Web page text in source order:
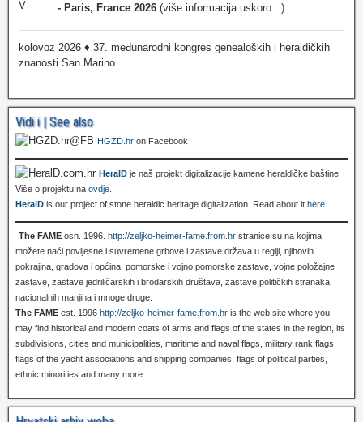
- Paris, France 2026 (više informacija uskoro...)
kolovoz 2026 ♦ 37. međunarodni kongres genealoških i heraldičkih
znanosti San Marino
Vidi i | See also
HGZD.hr on Facebook
HeralD je naš projekt digitalizacije kamene heraldičke baštine.
Više o projektu na ovdje
HeralD is our project of stone heraldic heritage digitalization. Read about it here
The FAME osn. 1996. http://zeljko-heimer-fame.from.hr stranice su na kojima
možete naći povijesne i suvremene grbove i zastave država u regiji, njihovih
pokrajina, gradova i općina, pomorske i vojno pomorske zastave, vojne položajne
zastave, zastave jedriličarskih i brodarskih društava, zastave političkih stranaka,
nacionalnih manjina i mnoge druge.
The FAME est. 1996 http://zeljko-heimer-fame.from.hr is the web site where you
may find historical and modern coats of arms and flags of the states in the region, its
subdivisions, cities and municipalities, maritime and naval flags, military rank flags,
flags of the yacht associations and shipping companies, flags of political parties,
ethnic minorities and many more.